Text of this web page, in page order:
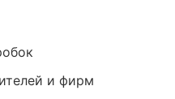
и фирм